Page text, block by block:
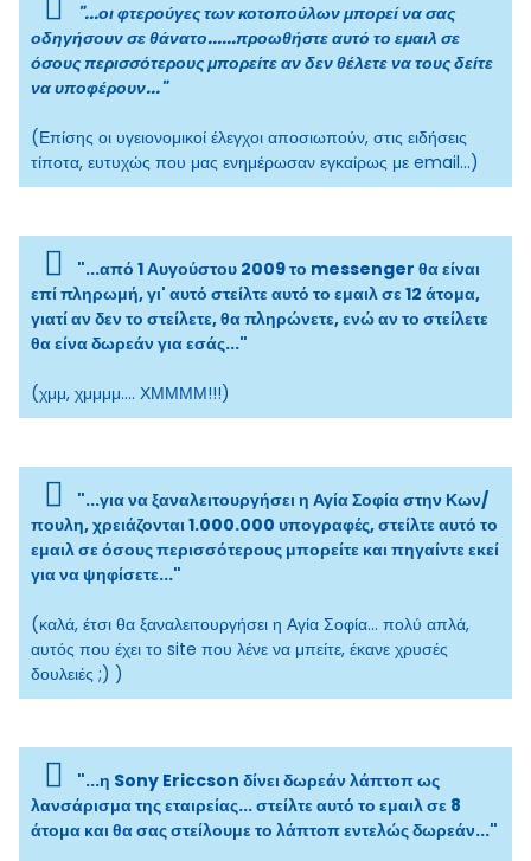
"...οι φτερούγες των κοτοπούλων μπορεί να σας
οδηγήσουν σε θάνατο......προωθήστε αυτό το εμαιλ σε
όσους περισσότερους μπορείτε αν δεν θέλετε να τους δείτε
να υποφέρουν..."
(Επίσης οι υγειονομικοί έλεγχοι αποσιωπούν, στις ειδήσεις
τίποτα, ευτυχώς που μας ενημέρωσαν εγκαίρως με email...)
"...από 1 Αυγούστου 2009 το messenger θα είναι
επί πληρωμή, γι' αυτό στείλτε αυτό το εμαιλ σε 12 άτομα,
γιατί αν δεν το στείλετε, θα πληρώνετε, ενώ αν το στείλετε
θα είνα δωρεάν για εσάς..."
(χμμ, χμμμμ.... ΧΜΜΜΜ!!!)
"...για να ξαναλειτουργήσει η Αγία Σοφία στην Κων/
πουλη, χρειάζονται 1.000.000 υπογραφές, στείλτε αυτό το
εμαιλ σε όσους περισσότερους μπορείτε και πηγαίντε εκεί
για να ψηφίσετε..."
(καλά, έτσι θα ξαναλειτουργήσει η Αγία Σοφία... πολύ απλά,
αυτός που έχει το site που λένε να μπείτε, έκανε χρυσές
δουλειές ;) )
"...η Sony Ericcson δίνει δωρεάν λάπτοπ ως
λανσάρισμα της εταιρείας... στείλτε αυτό το εμαιλ σε 8
άτομα και θα σας στείλουμε το λάπτοπ εντελώς δωρεάν..."